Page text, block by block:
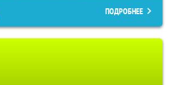
ПОДРОБНЕЕ